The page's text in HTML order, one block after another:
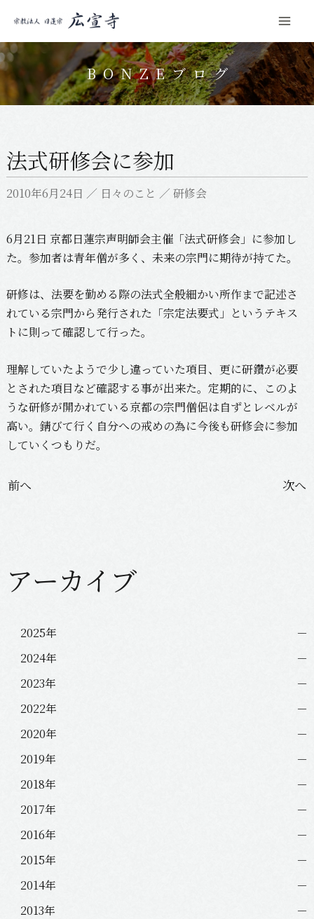
コ
ン
ン
ス
ッ
BONZEブログ
法式研修会に参加
2010年6月24日 ／ 日々のこと ／ 研修会
6月21日 京都日蓮宗声明師会主催「法式研修会」に参加し
た。参加者は青年僧が多く、未来の宗門に期待が持てた。
研修は、法要を勤める際の法式全般細かい所作まで記述さ
れている宗門から発行された「宗定法要式」というテキス
トに則って確認して行った。
理解していたようで少し違っていた項目、更に研鑽が必要
とされた項目など確認する事が出来た。定期的に、このよ
うな研修が開かれている京都の宗門僧侶は自ずとレベルが
高い。錆びて行く自分への戒めの為に今後も研修会に参加
していくつもりだ。
投
ー
シ
前へ 次へ
アーカイブ
2025年
2024年
2023年
2022年
2020年
2019年
2018年
2017年
2016年
2015年
2014年
2013年